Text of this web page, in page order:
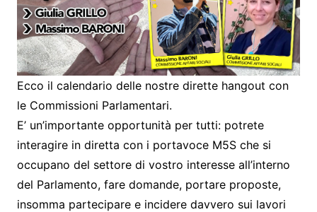
Ecco il calendario delle nostre dirette hangout con
le Commissioni Parlamentari.
E’ un’importante opportunità per tutti: potrete
interagire in diretta con i portavoce M5S che si
occupano del settore di vostro interesse all’interno
del Parlamento, fare domande, portare proposte,
insomma partecipare e incidere davvero sui lavori